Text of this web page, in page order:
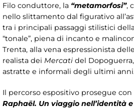
Filo conduttore, la “metamorfosi”,
nello slittamento dal figurativo
tra i principali passaggi stilistici
“tonale”, piena di incanto e
Trenta, alla vena espressionista delle
realista dei Mercati del
astratte e informali degli ultimi
Il percorso espositivo prosegue
Raphaël. Un viaggio nell’identità